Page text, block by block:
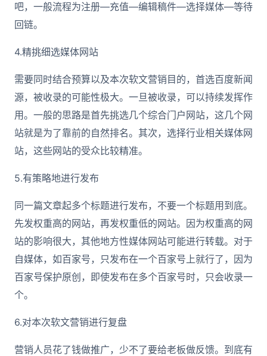
吧，一般流程为注册—充值—编辑稿件—选择媒体—等待
回链。
4.精挑细选媒体网站
需要同时结合预算以及本次软文营销目的，首选百度新闻
源，被收录的可能性极大。一旦被收录，可以持续发挥作
用。一般的思路是首先挑选几个综合门户网站，这几个网
站就是为了靠前的自然排名。其次，选择行业相关媒体网
站，这些网站的受众比较精准。
5.有策略地进行发布
同一篇文章起多个标题进行发布，不要一个标题用到底。
先发权重高的网站，再发权重低的网站。因为权重高的网
站的影响很大，其他地方性媒体网站可能进行转载。对于
自媒体，如百家号，只发布在一个百家号上就行了，因为
百家号保护原创，即使发布在多个百家号时，只会收录一
个。
6.对本次软文营销进行复盘
营销人员花了钱做推广，少不了要给老板做反馈。到底有